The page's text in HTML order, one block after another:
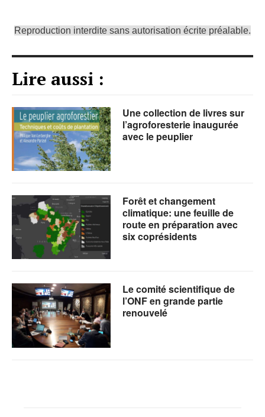
Reproduction interdite sans autorisation écrite préalable.
Lire aussi :
Une collection de livres sur
l’agroforesterie inaugurée
avec le peuplier
Forêt et changement
climatique: une feuille de
route en préparation avec
six coprésidents
Le comité scientifique de
l’ONF en grande partie
renouvelé